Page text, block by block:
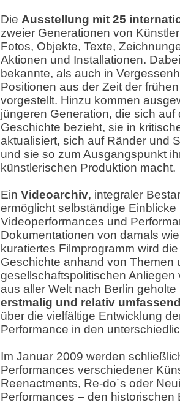
Die Ausstellung mit 25
zweier Generationen von
Fotos, Objekte, Texte,
Aktionen und Installationen.
bekannte, als auch in
Positionen aus der Zeit der
vorgestellt. Hinzu kommen
jüngeren Generation, die sich auf
Geschichte bezieht, sie in
aktualisiert, sich auf Ränder und
und sie so zum Ausgangspunkt
künstlerischen Produktion macht.
Ein Videoarchiv, integraler
ermöglicht selbständige Einblicke
Videoperformances und
Dokumentationen von damals
kuratiertes Filmprogramm wird
Geschichte anhand von Themen
gesellschaftspolitischen Anliegen
aus aller Welt nach Berlin geholte
erstmalig und relativ
über die vielfältige Entwicklung
Performance in den
Im Januar 2009 werden
Performances verschiedener
Reenactments, Re-do´s oder
Performances – den historischen